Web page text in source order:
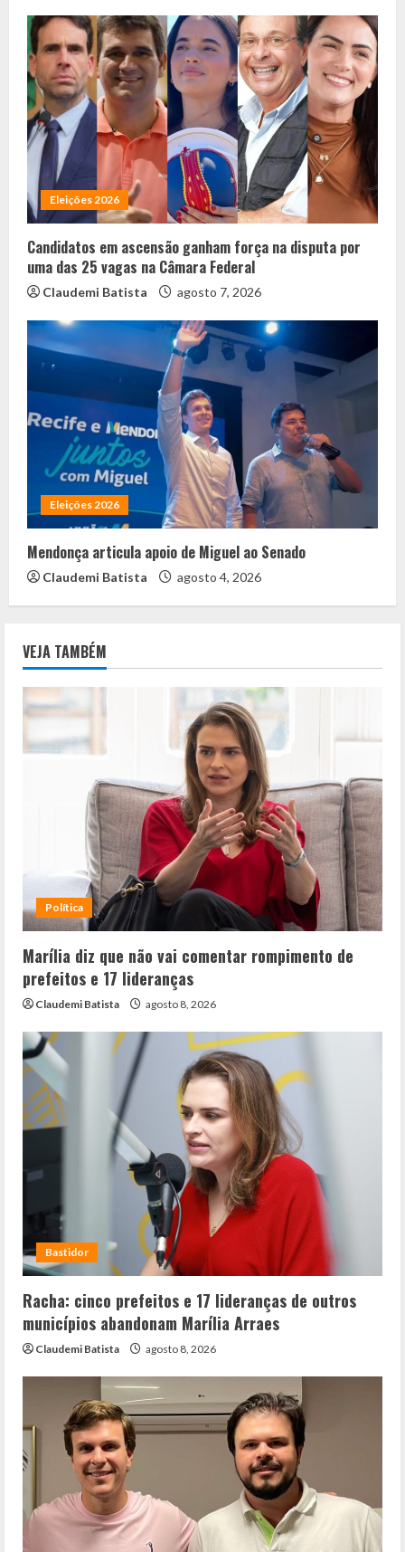
Eleições 2026
Candidatos em ascensão ganham força na disputa por
uma das 25 vagas na Câmara Federal
Claudemi Batista agosto 7, 2026
Eleições 2026
Mendonça articula apoio de Miguel ao Senado
Claudemi Batista agosto 4, 2026
VEJA TAMBÉM
Política
Marília diz que não vai comentar rompimento de
prefeitos e 17 lideranças
Claudemi Batista agosto 8, 2026
Bastidor
Racha: cinco prefeitos e 17 lideranças de outros
municípios abandonam Marília Arraes
Claudemi Batista agosto 8, 2026